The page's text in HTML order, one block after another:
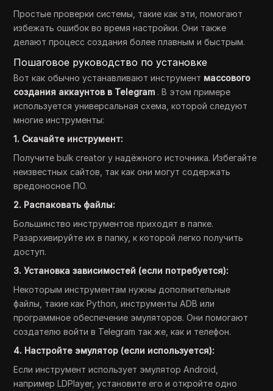
Простые проверки системы, такие как эти, помогают
избежать ошибок во время настройки. Они также
делают процесс создания более плавным и быстрым.
Пошаговое руководство по установке
Вот как обычно устанавливают инструмент массового
создания аккаунтов в Telegram . В этом примере
используется универсальная схема, которой следуют
многие инструменты:
1. Скачайте инструмент:
Получите bulk creator у надёжного источника. Избегайте
неизвестных сайтов, так как они могут содержать
вредоносное ПО.
2. Распаковать файлы:
Большинство инструментов приходят в папке.
Разархивируйте их в папку, к которой легко получить
доступ.
3. Установка зависимостей (если потребуется):
Некоторым инструментам нужны дополнительные
файлы, такие как Python, инструменты ADB или
программное обеспечение эмуляторов. Они помогают
создателю войти в Telegram так же, как и телефон.
4. Настройте эмулятор (если используется):
Если инструмент использует эмулятор Android,
например LDPlayer, установите его и откройте одно